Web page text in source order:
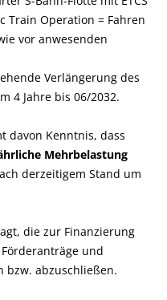
Train Operation = Fahren
vor anwesenden
Verlängerung des
4 Jahre bis 06/2032.
davon Kenntnis, dass
Mehrbelastung
derzeitigem Stand um
die zur Finanzierung
und
bzw. abzuschließen.